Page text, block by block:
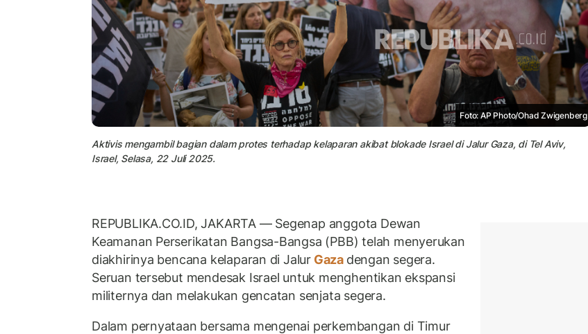
Foto: AP Photo/Ohad Zwigenberg
Aktivis mengambil bagian dalam protes terhadap kelaparan akibat blokade Israel di Jalur Gaza, di Tel Aviv,
Israel, Selasa, 22 Juli 2025.
REPUBLIKA.CO.ID, JAKARTA — Segenap anggota Dewan
Keamanan Perserikatan Bangsa-Bangsa (PBB) telah menyerukan
diakhirinya bencana kelaparan di Jalur Gaza dengan segera.
Seruan tersebut mendesak Israel untuk menghentikan ekspansi
militernya dan melakukan gencatan senjata segera.
Dalam pernyataan bersama mengenai perkembangan di Timur